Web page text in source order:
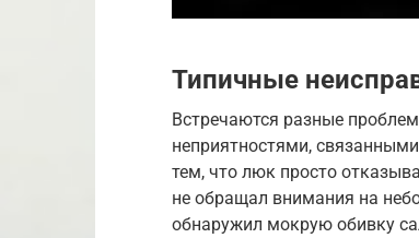
Типичные
Встречаются разные
неприятностями,
тем, что люк просто
не обращал внимания на
обнаружил мокрую обивку